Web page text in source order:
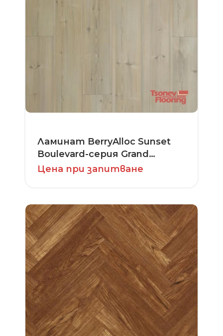
Ламинат BerryAlloc Sunset
Boulevard-серия Grand
Avenue
Цена при запитване